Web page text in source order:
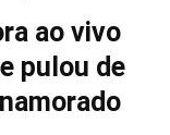
ao vivo
pulou de